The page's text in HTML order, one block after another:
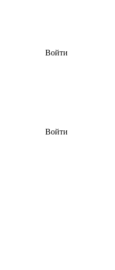
Войти
Войти